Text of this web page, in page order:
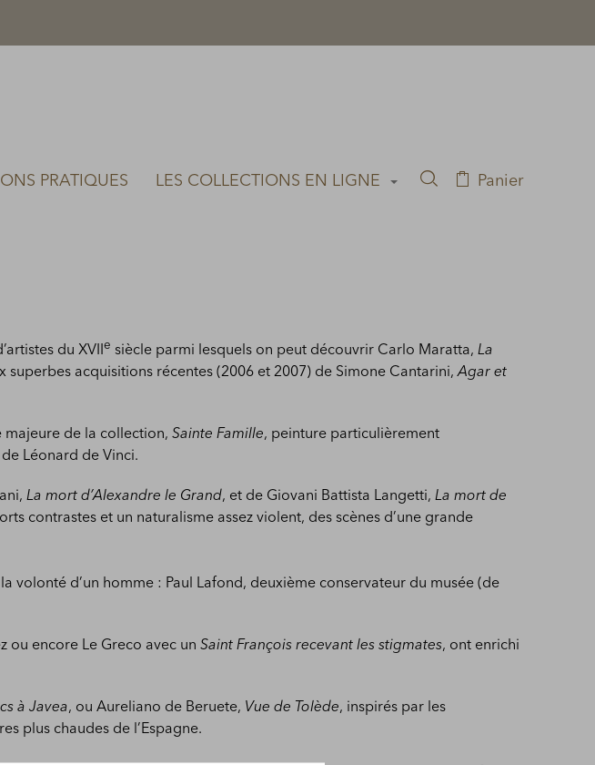
PRATIQUES LES COLLECTIONS EN LIGNE
Rechercher dans la
Panier
du XVIIe siècle parmi lesquels on peut découvrir Carlo Maratta,La
superbes acquisitions récentes (2006 et 2007) de Simone Cantarini,Agar et
majeure de la collection,Sainte Famille, peinture particulièrement
Léonard de Vinci.
La mort d’Alexandre le Grand, et de Giovani Battista Langetti,La mort de
contrastes et un naturalisme assez violent, des scènes d’une grande
volonté d’un homme : Paul Lafond, deuxième conservateur du musée (de
ou encore Le Greco avec unSaint François recevant les stigmates, ont enrichi
à Javea, ou Aureliano de Beruete, Vue de Tolède, inspirés par les
plus chaudes de l’Espagne.